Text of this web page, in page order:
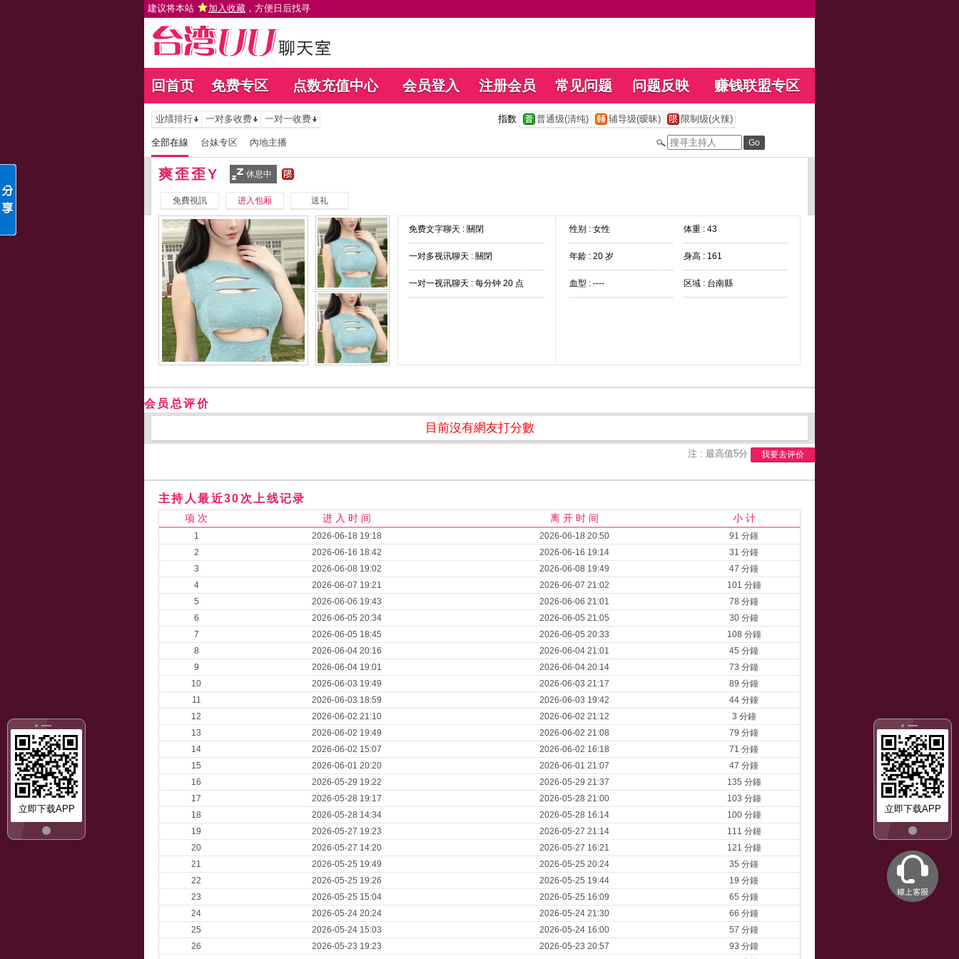
建议将本站 加入收藏 ，方便日后找寻
回首页 免费专区 点数充值中心 会员登入 注册会员 常见问题 问题反映 赚钱联盟专区
立即下载APP
立即下载APP
业绩排行 一对多收费 一对一收费 指数 普通级(清纯) 辅导级(暧昧) 限制级(火辣)
全部在線 台妹专区 內地主播
爽歪歪Y 休息中
免費視訊 进入包厢 送礼
免费文字聊天 : 關閉
一对多视讯聊天 : 關閉
一对一视讯聊天 : 每分钟 20 点
性别 : 女性 体重 : 43
年龄 : 20 岁 身高 : 161
血型 : ---- 区域 : 台南縣
会员总评价
目前沒有網友打分數
注 : 最高值5分 我要去评价
主持人最近30次上线记录
项 次 进 入 时 间 离 开 时 间 小 计
1 2026-06-18 19:18 2026-06-18 20:50
91 分鐘
2
2026-06-16 18:42 2026-06-16 19:14
31 分鐘
3
2026-06-08 19:02 2026-06-08 19:49
47 分鐘
4
2026-06-07 19:21 2026-06-07 21:02
101 分鐘
5
2026-06-06 19:43 2026-06-06 21:01
78 分鐘
6
2026-06-05 20:34 2026-06-05 21:05
30 分鐘
7
2026-06-05 18:45 2026-06-05 20:33
108 分鐘
8
2026-06-04 20:16 2026-06-04 21:01
45 分鐘
9
2026-06-04 19:01 2026-06-04 20:14
73 分鐘
10
2026-06-03 19:49 2026-06-03 21:17
89 分鐘
11
2026-06-03 18:59 2026-06-03 19:42
44 分鐘
12
2026-06-02 21:10 2026-06-02 21:12
3 分鐘
13
2026-06-02 19:49 2026-06-02 21:08
79 分鐘
14
2026-06-02 15:07 2026-06-02 16:18
71 分鐘
15
2026-06-01 20:20 2026-06-01 21:07
47 分鐘
16
2026-05-29 19:22 2026-05-29 21:37
135 分鐘
17
2026-05-28 19:17 2026-05-28 21:00
103 分鐘
18
2026-05-28 14:34 2026-05-28 16:14
100 分鐘
19
2026-05-27 19:23 2026-05-27 21:14
111 分鐘
20
2026-05-27 14:20 2026-05-27 16:21
121 分鐘
21
2026-05-25 19:49 2026-05-25 20:24
35 分鐘
22
2026-05-25 19:26 2026-05-25 19:44
19 分鐘
23
2026-05-25 15:04 2026-05-25 16:09
65 分鐘
24
2026-05-24 20:24 2026-05-24 21:30
66 分鐘
25
2026-05-24 15:03 2026-05-24 16:00
57 分鐘
26
2026-05-23 19:23 2026-05-23 20:57
93 分鐘